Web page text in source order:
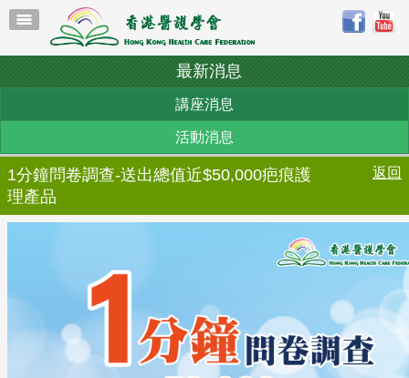
最新消息
講座消息
活動消息
1分鐘問卷調查-送出總值近$50,000疤痕護
理產品
返回